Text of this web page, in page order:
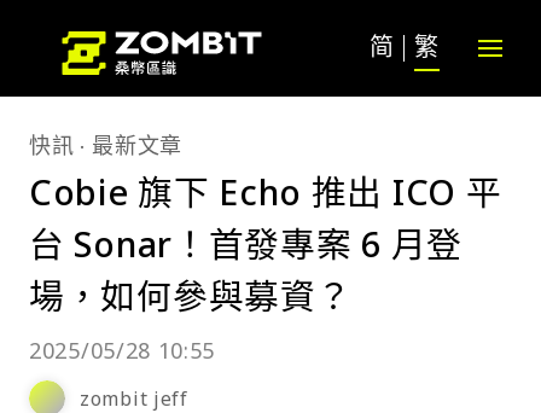
简 繁
快訊 最新文章
Cobie 旗下 Echo 推出 ICO 平
台 Sonar！首發專案 6 月登
場，如何參與募資？
2025/05/28 10:55
zombit jeff